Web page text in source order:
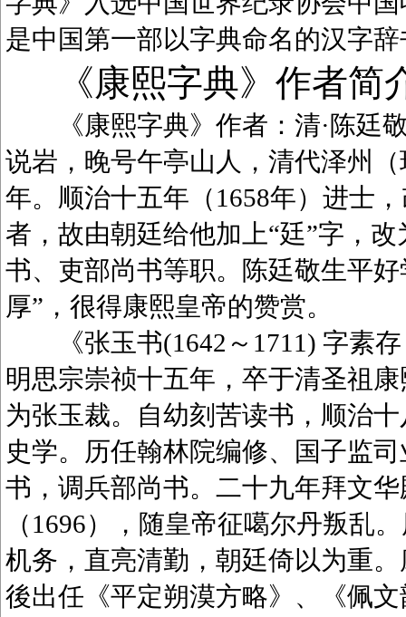
是中国第一部以字典命名的汉字辞
《康熙字典》作者简
《康熙字典》作者：清·陈廷敬
说岩，晚号午亭山人，清代泽州
年。顺治十五年（1658年）进士
者，故由朝廷给他加上“廷”字，
书、吏部尚书等职。陈廷敬生平
厚”，很得康熙皇帝的赞赏。
《张玉书(1642～1711) 字素存
明思宗崇祯十五年，卒于清圣祖
为张玉裁。自幼刻苦读书，顺治
史学。历任翰林院编修、国子监
书，调兵部尚书。二十九年拜文
（1696），随皇帝征噶尔丹叛乱
机务，直亮清勤，朝廷倚以为重
後出任《平定朔漠方略》、《佩